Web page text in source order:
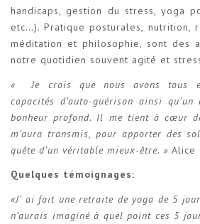
handicaps, gestion du stress, yoga
etc…). Pratique posturales, nutrition,
méditation et philosophie, sont des
notre quotidien souvent agité et
« Je crois que nous avons tous
capacités d’auto-guérison ainsi
bonheur profond. Il me tient à cœur
m’aura transmis, pour apporter des
quête d’un véritable mieux-être. » Alice
Quelques témoignages:
«J’ ai fait une retraite de yoga de 5
n’aurais imaginé à quel point ces 5